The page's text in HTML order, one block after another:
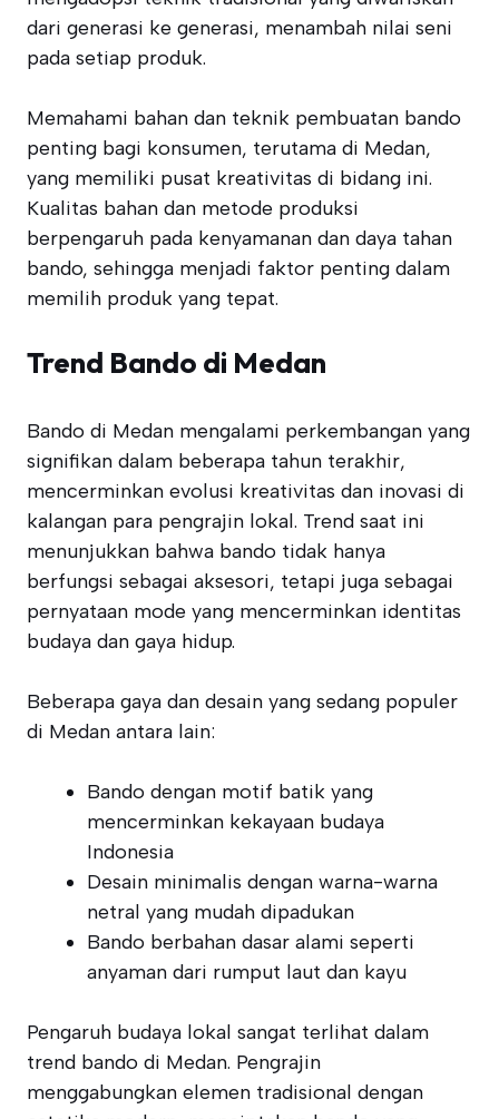
dari generasi ke generasi, menambah nilai seni
pada setiap produk.
Memahami bahan dan teknik pembuatan bando
penting bagi konsumen, terutama di Medan,
yang memiliki pusat kreativitas di bidang ini.
Kualitas bahan dan metode produksi
berpengaruh pada kenyamanan dan daya tahan
bando, sehingga menjadi faktor penting dalam
memilih produk yang tepat.
Trend Bando di Medan
Bando di Medan mengalami perkembangan yang
signifikan dalam beberapa tahun terakhir,
mencerminkan evolusi kreativitas dan inovasi di
kalangan para pengrajin lokal. Trend saat ini
menunjukkan bahwa bando tidak hanya
berfungsi sebagai aksesori, tetapi juga sebagai
pernyataan mode yang mencerminkan identitas
budaya dan gaya hidup.
Beberapa gaya dan desain yang sedang populer
di Medan antara lain:
Bando dengan motif batik yang
mencerminkan kekayaan budaya
Indonesia
Desain minimalis dengan warna-warna
netral yang mudah dipadukan
Bando berbahan dasar alami seperti
anyaman dari rumput laut dan kayu
Pengaruh budaya lokal sangat terlihat dalam
trend bando di Medan. Pengrajin
menggabungkan elemen tradisional dengan